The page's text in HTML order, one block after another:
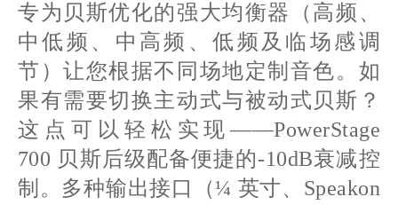
专为贝斯优化的强大均衡器（高频、
中低频、中高频、低频及临场感调
节）让您根据不同场地定制音色。如
果有需要切换主动式与被动式贝斯？
这点可以轻松实现——PowerStage
700 贝斯后级配备便捷的-10dB衰减控
制。多种输出接口（¼ 英寸、Speakon